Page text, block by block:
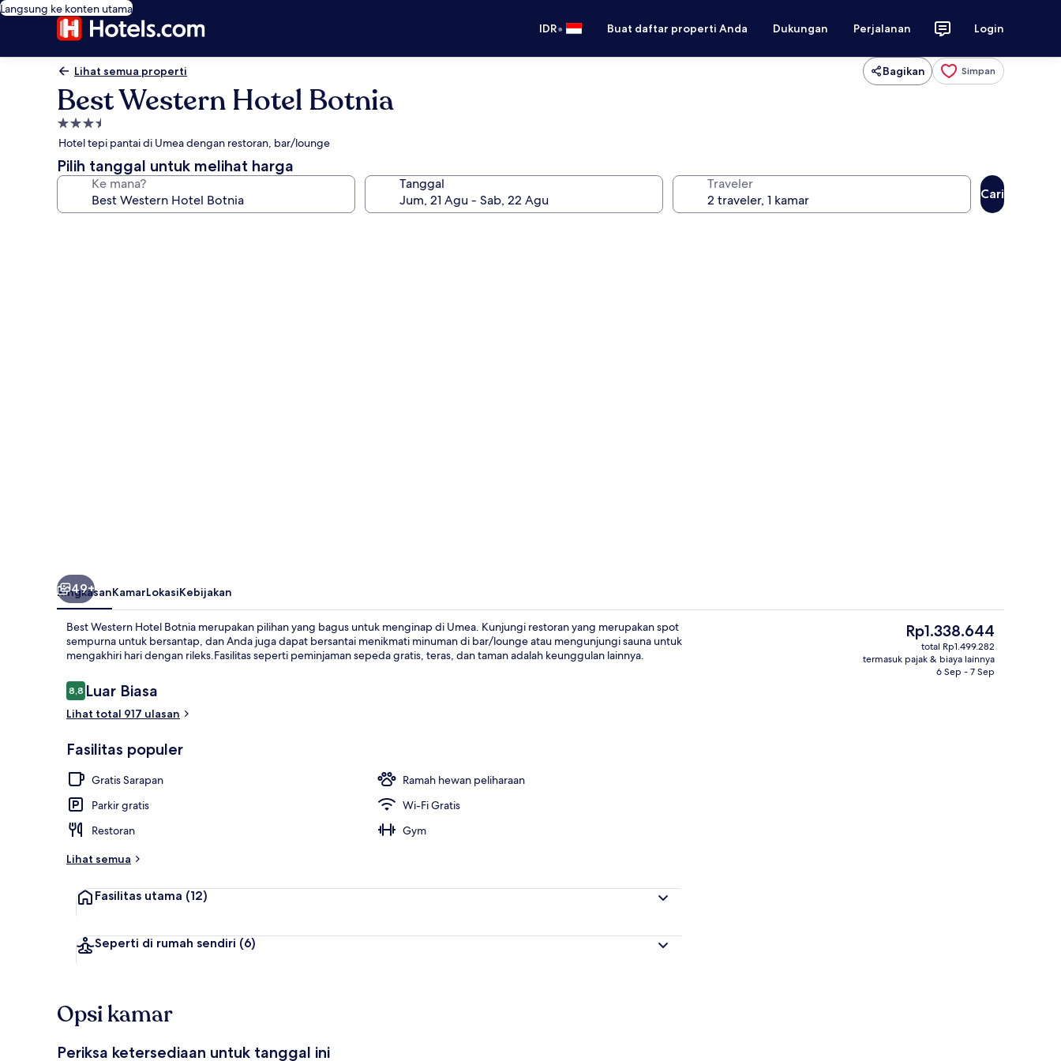
Langsung ke konten utama
IDR• Buat daftar properti Anda Dukungan Perjalanan Login
Lihat semua properti Bagikan Simpan
Best Western Hotel Botnia
Properti
bintang
3.5
Hotel tepi pantai di Umea dengan restoran, bar/lounge
Pilih tanggal untuk melihat harga
Ke mana? Tanggal Traveler
Cari
49+
RingkasanKamarLokasiKebijakan
Best Western Hotel Botnia merupakan pilihan yang bagus untuk menginap di Umea. Kunjungi restoran yang merupakan spot
sempurna untuk bersantap, dan Anda juga dapat bersantai menikmati minuman di bar/lounge atau mengunjungi sauna untuk
mengakhiri hari dengan rileks.Fasilitas seperti peminjaman sepeda gratis, teras, dan taman adalah keunggulan lainnya.
Ulasan
8,88,8 dari 10
Luar Biasa
Lihat total 917 ulasan
Fasilitas populer
Gratis Sarapan
Ramah hewan peliharaan
Parkir gratis
Wi-Fi Gratis
Restoran
Gym
Lihat semua
Fasilitas utama (12)
Seperti di rumah sendiri (6)
Harga
saat
ini
Rp1.338.644
Rp1.338.644
total Rp1.499.282
termasuk pajak & biaya lainnya
6 Sep - 7 Sep
Opsi kamar
Periksa ketersediaan untuk tanggal ini